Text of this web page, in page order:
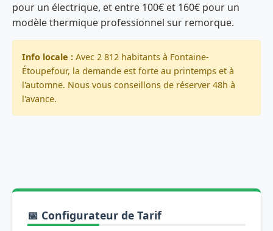
pour un électrique, et entre 100€ et 160€ pour un
modèle thermique professionnel sur remorque.
Info locale : Avec 2 812 habitants à Fontaine-
Étoupefour, la demande est forte au printemps et à
l'automne. Nous vous conseillons de réserver 48h à
l'avance.
📅 Configurateur de Tarif